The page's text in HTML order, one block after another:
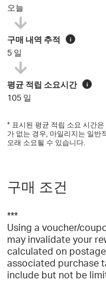
오늘
구매 내역 추적 i
5 일
평균 적립 소요시간 i
105 일
* 표시된 평균 적립 소요 시간
가 없는 경우, 마일리지는 일반
오래 소요될 수 있습니다.
구매 조건
***
Using a voucher/
may invalidate your
calculated on
associated purchase
include but not be